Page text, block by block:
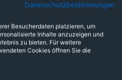
mit
Kosten
Datenschutzbestimmungen
Besucherdaten platzieren, um
Inhalte anzuzeigen und
zu bieten. Für weitere
Cookies öffnen Sie die